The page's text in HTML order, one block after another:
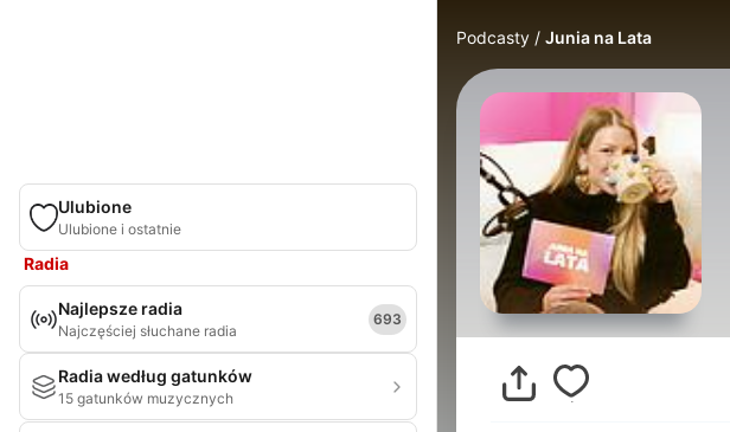
Ulubione
Ulubione i ostatnie
Radia
Najlepsze radia
Najczęściej słuchane radia
693
Radia według gatunków
15 gatunków muzycznych
Podcasty Junia na Lata